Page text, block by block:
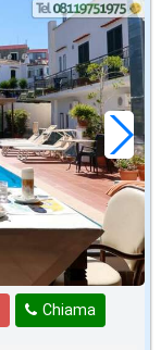
Chiama